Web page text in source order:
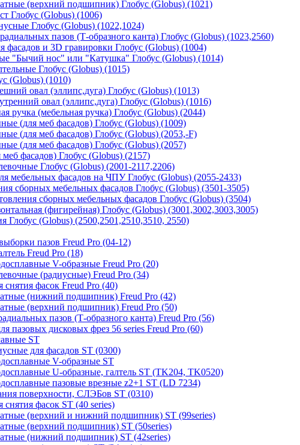
(верхний подшипник) Глобус (Globus) (1021)
Глобус (Globus) (1006)
Глобус (Globus) (1022,1024)
пазов (Т-образного канта) Глобус (Globus) (1023,2560)
фасадов и 3D гравировки Глобус (Globus) (1004)
"Бычий нос" или "Катушка" Глобус (Globus) (1014)
Глобус (Globus) (1015)
(Globus) (1010)
овал (эллипс,дуга) Глобус (Globus) (1013)
овал (эллипс,дуга) Глобус (Globus) (1016)
ручка (мебельная ручка) Глобус (Globus) (2044)
(для меб фасадов) Глобус (Globus) (1009)
(для меб фасадов) Глобус (Globus) (2053,-F)
(для меб фасадов) Глобус (Globus) (2057)
фасадов) Глобус (Globus) (2157)
Глобус (Globus) (2001-2117,2206)
мебельных фасадов на ЧПУ Глобус (Globus) (2055-2433)
сборных мебельных фасадов Глобус (Globus) (3501-3505)
сборных мебельных фасадов Глобус (Globus) (3504)
(фигирейная) Глобус (Globus) (3001,3002,3003,3005)
Глобус (Globus) (2500,2501,2510,3510, 2550)
пазов Freud Pro (04-12)
Freud Pro (18)
V-образные Freud Pro (20)
(радиусные) Freud Pro (34)
фасок Freud Pro (40)
(нижний подшипник) Freud Pro (42)
(верхний подшипник) Freud Pro (50)
пазов (Т-образного канта) Freud Pro (56)
пазовых дисковых фрез 56 series Freud Pro (60)
ST
для фасадов ST (0300)
V-образные ST
U-образные, галтель ST (TK204, TK0520)
пазовые врезные z2+1 ST (LD 7234)
поверхности, СЛЭБов ST (0310)
фасок ST (40 series)
(верхний и нижний подшипник) ST (99series)
(верхний подшипник) ST (50series)
(нижний подшипник) ST (42series)